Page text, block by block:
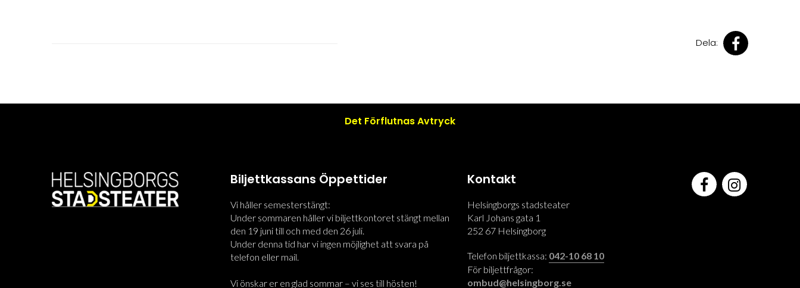
Dela:
Det Förflutnas Avtryck
Biljettkassans Öppettider
Vi håller semesterstängt:
Under sommaren håller vi biljettkontoret stängt mellan
den 19 juni till och med den 26 juli.
Under denna tid har vi ingen möjlighet att svara på
telefon eller mail.
Vi önskar er en glad sommar – vi ses till hösten!
Kontakt
Helsingborgs stadsteater
Karl Johans gata 1
252 67 Helsingborg
Telefon biljettkassa: 042-10 68 10
För biljettfrågor:
ombud@helsingborg.se